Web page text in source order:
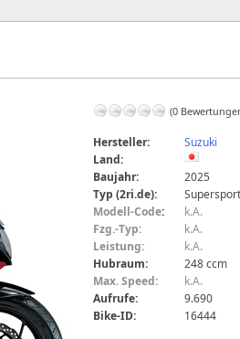
(0
Hersteller:
Suzuki
Land:
Baujahr:
2025
Typ (2ri.de):
Modell-Code:
k.A.
Fzg.-Typ:
k.A.
Leistung:
k.A.
Hubraum:
248 ccm
Max. Speed:
k.A.
Aufrufe:
9.690
Bike-ID:
16444